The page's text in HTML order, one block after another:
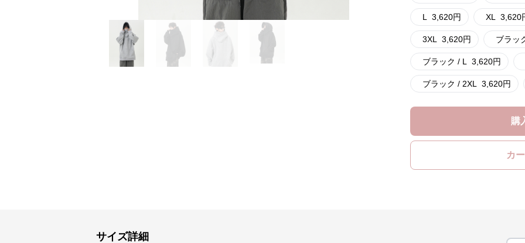
L 3,620円 XL 3,620
3XL 3,620円 ブラッ
ブラック / L 3,620円
ブラック / 2XL 3,620円
購
カ
サイズ詳細